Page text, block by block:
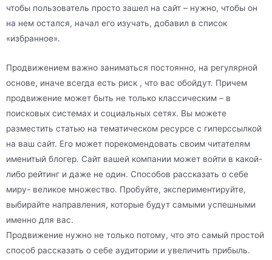
чтобы пользователь просто зашел на сайт – нужно, чтобы он
на нем остался, начал его изучать, добавил в список
«избранное».
Продвижением важно заниматься постоянно, на регулярной
основе, иначе всегда есть риск , что вас обойдут. Причем
продвижение может быть не только классическим – в
поисковых системах и социальных сетях. Вы можете
разместить статью на тематическом ресурсе с гиперссылкой
на ваш сайт. Его может порекомендовать своим читателям
именитый блогер. Сайт вашей компании может войти в какой-
либо рейтинг и даже не один. Способов рассказать о себе
миру- великое множество. Пробуйте, экспериментируйте,
выбирайте направления, которые будут самыми успешными
именно для вас.
Продвижение нужно не только потому, что это самый простой
способ рассказать о себе аудитории и увеличить прибыль.